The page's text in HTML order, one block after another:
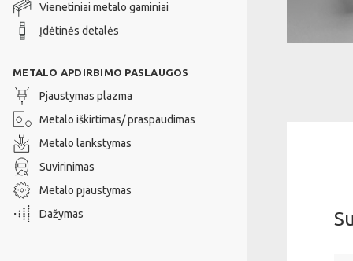
Vienetiniai metalo gaminiai
Įdėtinės detalės
METALO APDIRBIMO PASLAUGOS
Pjaustymas plazma
Metalo iškirtimas/ praspaudimas
Metalo lankstymas
Suvirinimas
Metalo pjaustymas
Dažymas